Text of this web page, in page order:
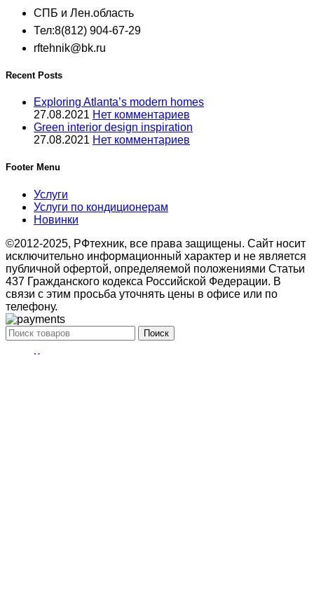
СПБ и Лен.область
Тел:8(812) 904-67-29
rftehnik@bk.ru
Recent Posts
Exploring Atlanta’s modern homes
27.08.2021 Нет комментариев
Green interior design inspiration
27.08.2021 Нет комментариев
Footer Menu
Услуги
Услуги по кондиционерам
Новинки
©2012-2025, РФтехник, все права защищены. Сайт носит
исключительно информационный характер и не является
публичной офертой, определяемой положениями Статьи
437 Гражданского кодекса Российской Федерации. В
связи с этим просьба уточнять цены в офисе или по
телефону.
Поиск
Кондиционирование